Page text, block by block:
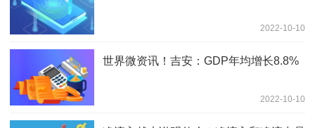
2022-10-10
世界微资讯！吉安：GDP年均增长8.8%
2022-10-10